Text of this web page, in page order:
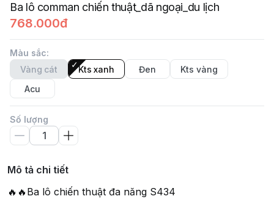
Ba lô comman chiến thuật_dã ngoại_du lịch
768.000đ
Màu sắc:
Vàng cát
Kts xanh Đen
Kts vàng
Acu
Số lượng
Mô tả chi tiết
🔥🔥Ba lô chiến thuật đa năng S434